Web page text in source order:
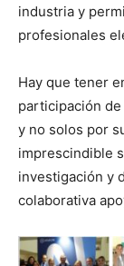
industria y
profesionales
Hay que tener
participación
y no solos por
imprescindible
investigación y
colaborativa